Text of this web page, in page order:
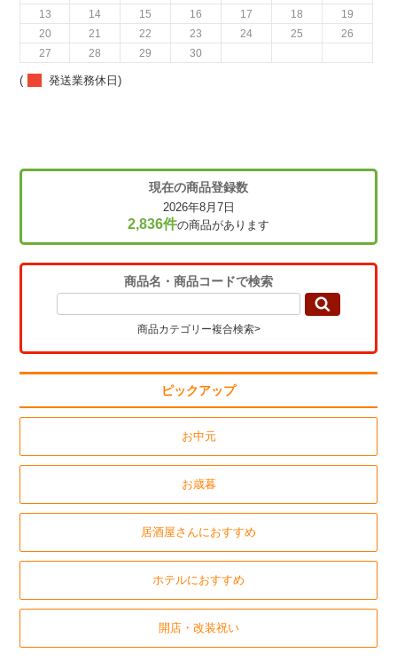
13
14 15 16 17 18
19
20
21 22 23 24 25
26
27
28 29 30
( 発送業務休日)
現在の商品登録数
2026年8月7日
2,836件の商品があります
商品名・商品コードで検索
商品カテゴリー複合検索>
ピックアップ
お中元
お歳暮
居酒屋さんにおすすめ
ホテルにおすすめ
開店・改装祝い